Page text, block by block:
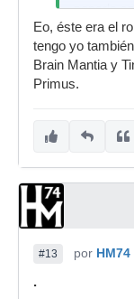
ponerlo
ve mas
y Portnoy.
Eo, éste era el
tengo yo
Brain Mantia y
Primus.
#13 por HM74
.